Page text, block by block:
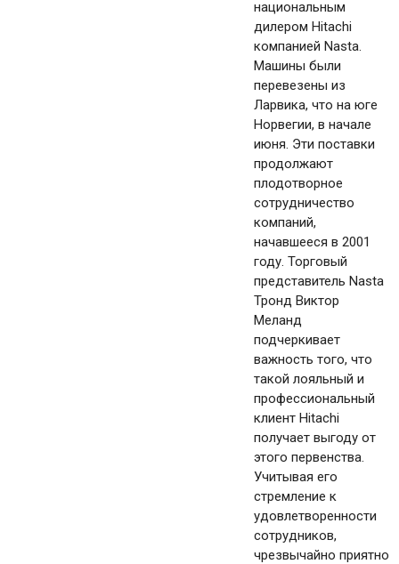
национальным
дилером Hitachi
компанией Nasta.
Машины были
перевезены из
Ларвика, что на юге
Норвегии, в начале
июня. Эти поставки
продолжают
плодотворное
сотрудничество
компаний,
начавшееся в 2001
году. Торговый
представитель Nasta
Тронд Виктор
Меланд
подчеркивает
важность того, что
такой лояльный и
профессиональный
клиент Hitachi
получает выгоду от
этого первенства.
Учитывая его
стремление к
удовлетворенности
сотрудников,
чрезвычайно приятно